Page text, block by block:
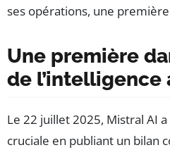
ses opérations, une
Une première
de
Le 22 juillet 2025, Mistral AI
cruciale en publiant un bilan